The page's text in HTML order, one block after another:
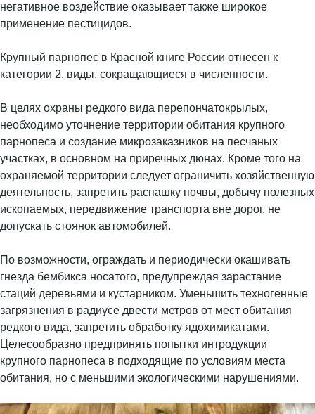
негативное воздействие оказывает также широкое
применение пестицидов.
Крупный парнопес в Красной книге России отнесен к
категории 2, виды, сокращающиеся в численности.
В целях охраны редкого вида перепончатокрылых,
необходимо уточнение территории обитания крупного
парнопеса и создание микрозаказников на песчаных
участках, в основном на приречных дюнах. Кроме того на
охраняемой территории следует ограничить хозяйственную
деятельность, запретить распашку почвы, добычу полезных
ископаемых, передвижение транспорта вне дорог, не
допускать стоянок автомобилей.
По возможности, ограждать и периодически окашивать
гнезда бембикса носатого, предупреждая зарастание
стаций деревьями и кустарником. Уменьшить техногенные
загрязнения в радиусе двести метров от мест обитания
редкого вида, запретить обработку ядохимикатами.
Целесообразно предпринять попытки интродукции
крупного парнопеса в подходящие по условиям места
обитания, но с меньшими экологическими нарушениями.